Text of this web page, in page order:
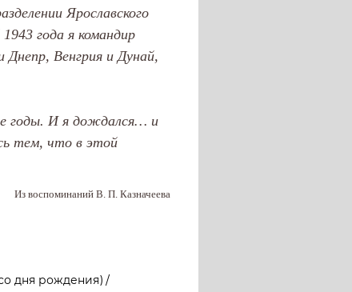
Ярославского
года я командир
Днепр, Венгрия и Дунай,
годы. И я дождался… и
тем, что в этой
Из воспоминаний В. П. Казначеева
дня рождения) /